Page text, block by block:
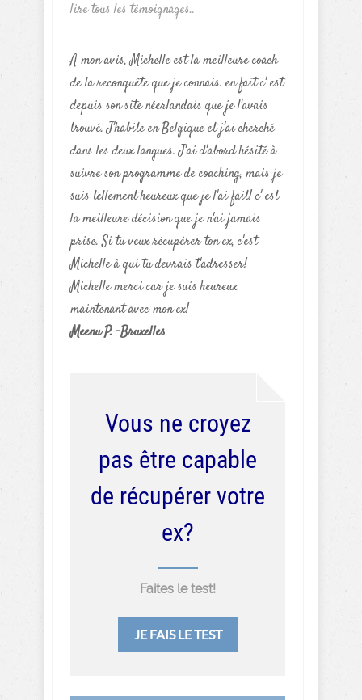
lire tous les témoignages..
A mon avis, Michelle est la meilleure coach
de la reconquête que je connais. en fait c' est
depuis son site néerlandais que je l'avais
trouvé. J'habite en Belgique et j'ai cherché
dans les deux langues. J'ai d'abord hésité à
suivre son programme de coaching, mais je
suis tellement heureux que je l'ai fait! c' est
la meilleure décision que je n'ai jamais
prise. Si tu veux récupérer ton ex, c'est
Michelle à qui tu devrais t'adresser!
Michelle merci car je suis heureux
maintenant avec mon ex!
Meenu P. -Bruxelles
Vous ne croyez
pas être capable
de récupérer votre
ex?
Faites le test!
JE FAIS LE TEST